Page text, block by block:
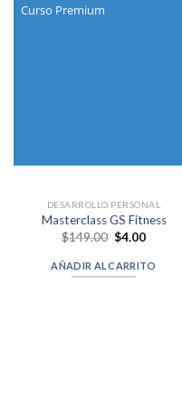
Curso Premium
DESARROLLO PERSONAL
Masterclass GS Fitness
$149.00 Original
was:
$149.00.
$4.00Current
is:
$4.00.
AÑADIR AL CARRITO